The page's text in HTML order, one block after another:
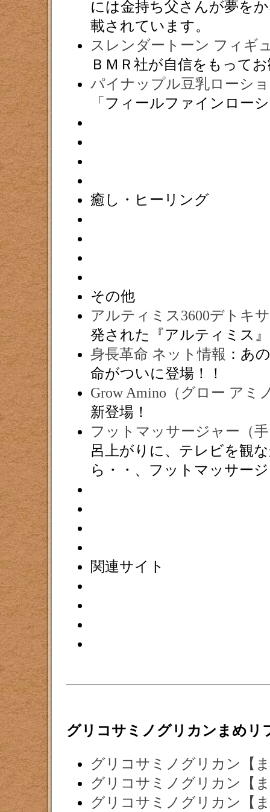
には金持ち父さんが夢を
載されています。
スレンダートーン フィギ
ＢＭＲ社が自信をもって
パイナップル豆乳ローシ
「フィールファインロー
癒し・ヒーリング
その他
アルティミス3600デトキ
発された『アルティミス
身長革命 ネット情報 ：あ
命がついに登場！！
Grow Amino（グロー アミ
新登場！
フットマッサージャー（
呂上がりに、テレビを観
ら・・、フットマッサー
関連サイト
グリコサミノグリカンまめリ
グリコサミノグリカン【
グリコサミノグリカン【
グリコサミノグリカン【